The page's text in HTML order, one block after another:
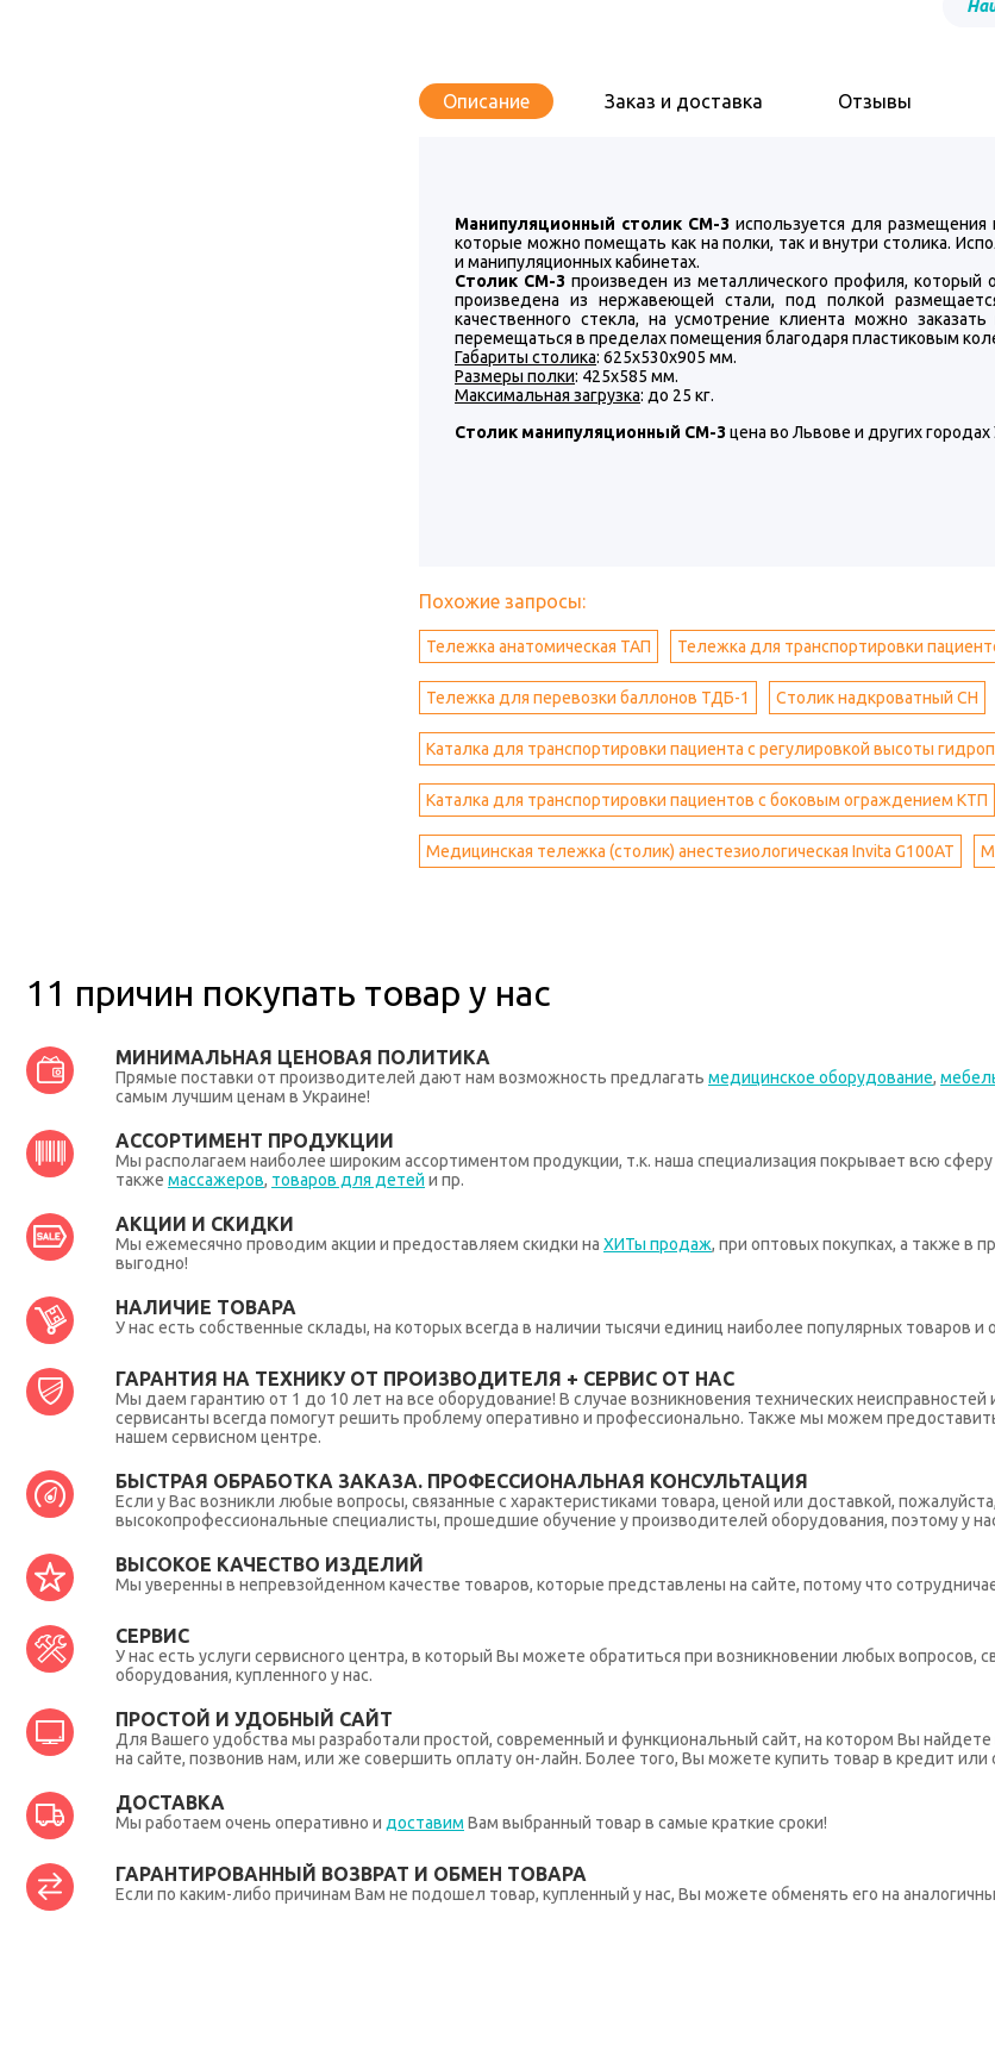
Описание Заказ и доставка Отзывы
Манипуляционный столик СМ-3 используется для размещения
которые можно помещать как на полки, так и внутри столика.
и манипуляционных кабинетах.
Столик СМ-3 произведен из металлического профиля, который
произведена из нержавеющей стали, под полкой
качественного стекла, на усмотрение клиента можно
перемещаться в пределах помещения благодаря пластиковым
Габариты столика: 625х530х905 мм.
Размеры полки: 425х585 мм.
Максимальная загрузка: до 25 кг.
Столик манипуляционный СМ-3 цена во Львове и других городах
Похожие запросы:
Тележка анатомическая ТАП Тележка для транспортировки
Тележка для перевозки баллонов ТДБ-1 Столик надкроватный СН
Каталка для транспортировки пациента с регулировкой высоты
Каталка для транспортировки пациентов с боковым ограждением КТП
Медицинская тележка (столик) анестезиологическая Invita G100AT
11 причин покупать товар у нас
МИНИМАЛЬНАЯ ЦЕНОВАЯ ПОЛИТИКА
Прямые поставки от производителей дают нам возможность предлагать медицинское оборудование,
самым лучшим ценам в Украине!
АССОРТИМЕНТ ПРОДУКЦИИ
Мы располагаем наиболее широким ассортиментом продукции, т.к. наша специализация покрывает всю
также массажеров, товаров для детей и пр.
АКЦИИ И СКИДКИ
Мы ежемесячно проводим акции и предоставляем скидки на ХИТы продаж, при оптовых покупках, а также в
выгодно!
НАЛИЧИЕ ТОВАРА
У нас есть собственные склады, на которых всегда в наличии тысячи единиц наиболее популярных товаров и
ГАРАНТИЯ НА ТЕХНИКУ ОТ ПРОИЗВОДИТЕЛЯ + СЕРВИС ОТ НАС
Мы даем гарантию от 1 до 10 лет на все оборудование! В случае возникновения технических
сервисанты всегда помогут решить проблему оперативно и профессионально. Также мы можем
нашем сервисном центре.
БЫСТРАЯ ОБРАБОТКА ЗАКАЗА. ПРОФЕССИОНАЛЬНАЯ КОНСУЛЬТАЦИЯ
Если у Вас возникли любые вопросы, связанные с характеристиками товара, ценой или доставкой,
высокопрофессиональные специалисты, прошедшие обучение у производителей оборудования, поэтому у
ВЫСОКОЕ КАЧЕСТВО ИЗДЕЛИЙ
Мы уверенны в непревзойденном качестве товаров, которые представлены на сайте, потому что
СЕРВИС
У нас есть услуги сервисного центра, в который Вы можете обратиться при возникновении любых вопросов,
оборудования, купленного у нас.
ПРОСТОЙ И УДОБНЫЙ САЙТ
Для Вашего удобства мы разработали простой, современный и функциональный сайт, на котором Вы
на сайте, позвонив нам, или же совершить оплату он-лайн. Более того, Вы можете купить товар в кредит или
ДОСТАВКА
Мы работаем очень оперативно и доставим Вам выбранный товар в самые краткие сроки!
ГАРАНТИРОВАННЫЙ ВОЗВРАТ И ОБМЕН ТОВАРА
Если по каким-либо причинам Вам не подошел товар, купленный у нас, Вы можете обменять его на